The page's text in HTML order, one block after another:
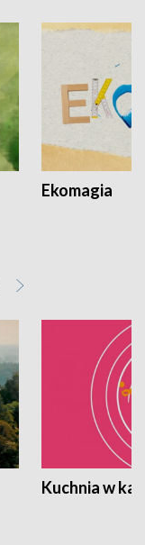
Ekomagia
Kuchnia w